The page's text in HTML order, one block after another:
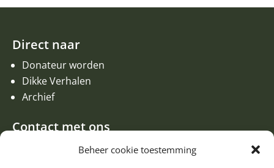
Beheer cookie toestemming
Direct naar
Donateur worden
Dikke Verhalen
Archief
Contact met ons
Een aanvraag of oproep plaatsen